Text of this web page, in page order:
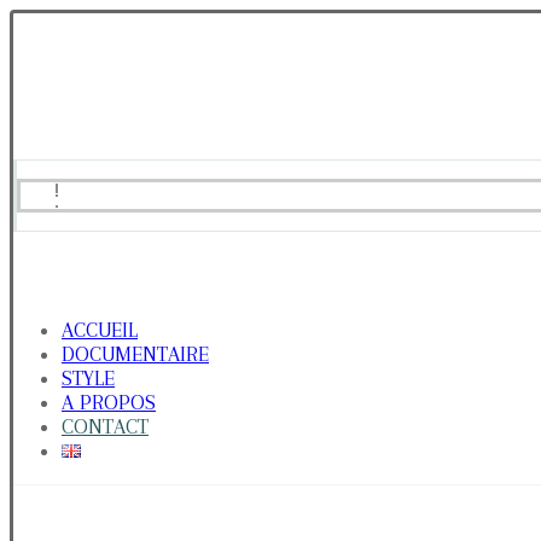
ACCUEIL
DOCUMENTAIRE
STYLE
A PROPOS
CONTACT